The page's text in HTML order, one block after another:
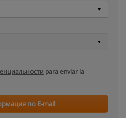
para enviar la
по E-mail